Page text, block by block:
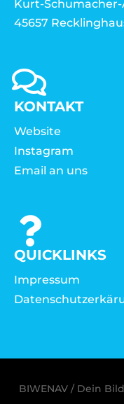
Kurt-Schumacher-
45657
KONTAKT
Website
Instagram
Email an uns
QUICKLINKS
Impressum
BIWENAV / Dein